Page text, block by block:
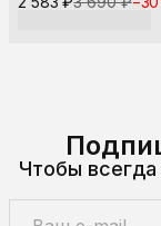
Чтобы всегда